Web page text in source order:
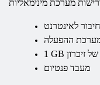
חיבור לאינטרנט
מעבד פנטיום